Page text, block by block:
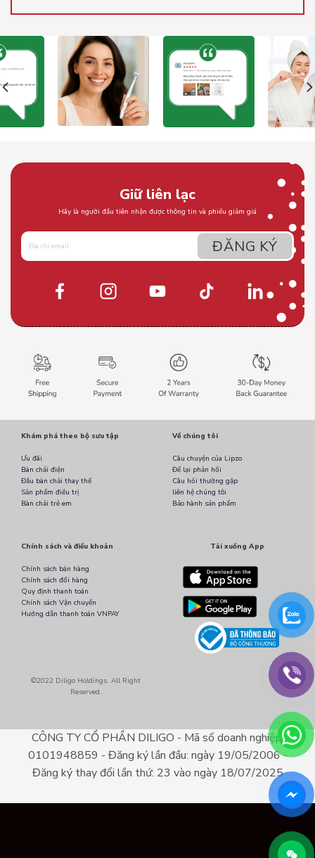
Giữ liên lạc
Hãy là người đầu tiên nhận được thông tin và phiếu giảm giá
Khám phá theo bộ sưu tập
Ưu đãi
Bàn chải điện
Đầu bàn chải thay thế
Sản phẩm điều trị
Bàn chải trẻ em
Về chúng tôi
Câu chuyện của Lipzo
Để lại phản hồi
Câu hỏi thường gặp
liên hệ chúng tôi
Bảo hành sản phẩm
Chính sách và điều khoản
Chính sách bán hàng
Chính sách đổi hàng
Quy định thanh toán
Chính sách Vận chuyển
Hướng dẫn thanh toán VNPAY
Tải xuống App
©2022 Diligo Holdings. All Right
Reserved.
CÔNG TY CỔ PHẦN DILIGO - Mã số doanh nghiệp:
0101948859 - Đăng ký lần đầu: ngày 19/05/2006 -
Đăng ký thay đổi lần thứ: 23 vào ngày 18/07/2025